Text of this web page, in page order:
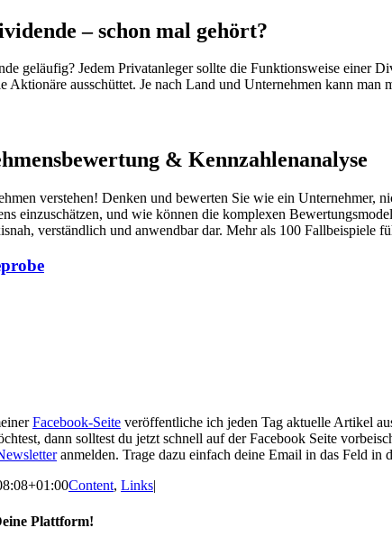
– schon mal gehört?
geläufig? Jedem Privatanleger sollte die Funktionsweise einer
ausschüttet. Je nach Land und Unternehmen kann man
& Kennzahlenanalyse
verstehen! Denken und bewerten Sie wie ein Unternehmer,
einzuschätzen, und wie können die komplexen
verständlich und anwendbar dar. Mehr als 100 Fallbeispiele
Facebook-Seite veröffentliche ich jeden Tag aktuelle Artikel
dann solltest du jetzt schnell auf der Facebook Seite
anmelden. Trage dazu einfach deine Email in das Feld in
Content, Links|
Plattform!